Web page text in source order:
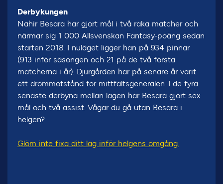
Derbykungen
Nahir Besara har gjort mål i två raka matcher och
närmar sig 1 000 Allsvenskan Fantasy-poäng sedan
starten 2018. I nuläget ligger han på 934 pinnar
(913 inför säsongen och 21 på de två första
matcherna i år). Djurgården har på senare år varit
ett drömmotstånd för mittfältsgeneralen. I de fyra
senaste derbyna mellan lagen har Besara gjort sex
mål och två assist. Vågar du gå utan Besara i
helgen?
Glöm inte fixa ditt lag inför helgens omgång.